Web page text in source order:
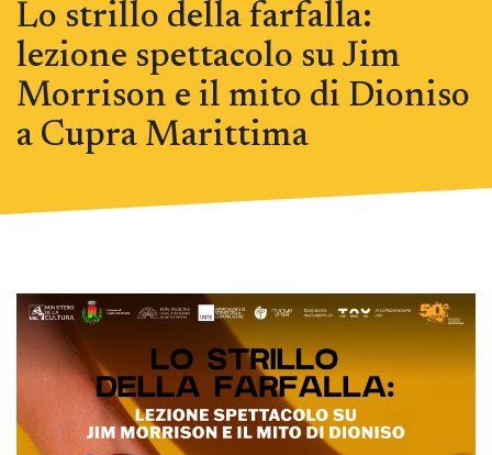
Lo strillo della farfalla:
lezione spettacolo su Jim
Morrison e il mito di Dioniso
a Cupra Marittima